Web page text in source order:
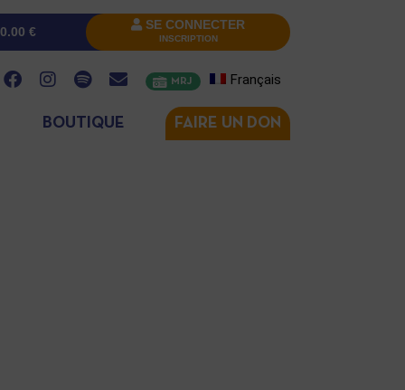
0.00 € SE CONNECTER
INSCRIPTION
MRJ Français
BOUTIQUE FAIRE UN DON